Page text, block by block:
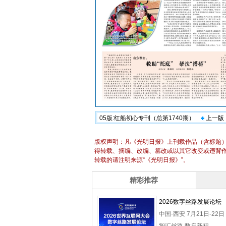
05版:红船初心专刊（总第1740期） 上一版